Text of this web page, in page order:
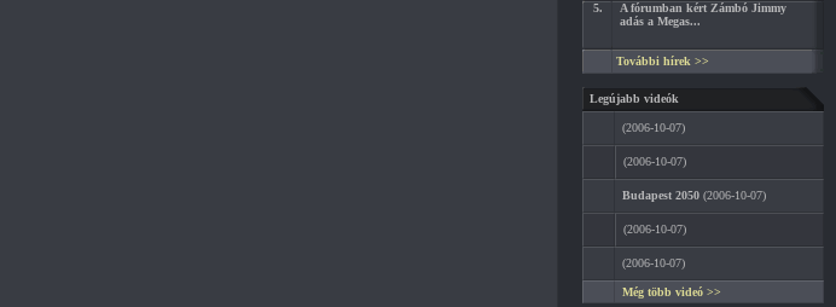
5.
A fórumban kért Zámbó Jimmy
adás a Megas...
További hírek >>
Legújabb videók
(2006-10-07)
(2006-10-07)
Budapest 2050 (2006-10-07)
(2006-10-07)
(2006-10-07)
Még több videó >>